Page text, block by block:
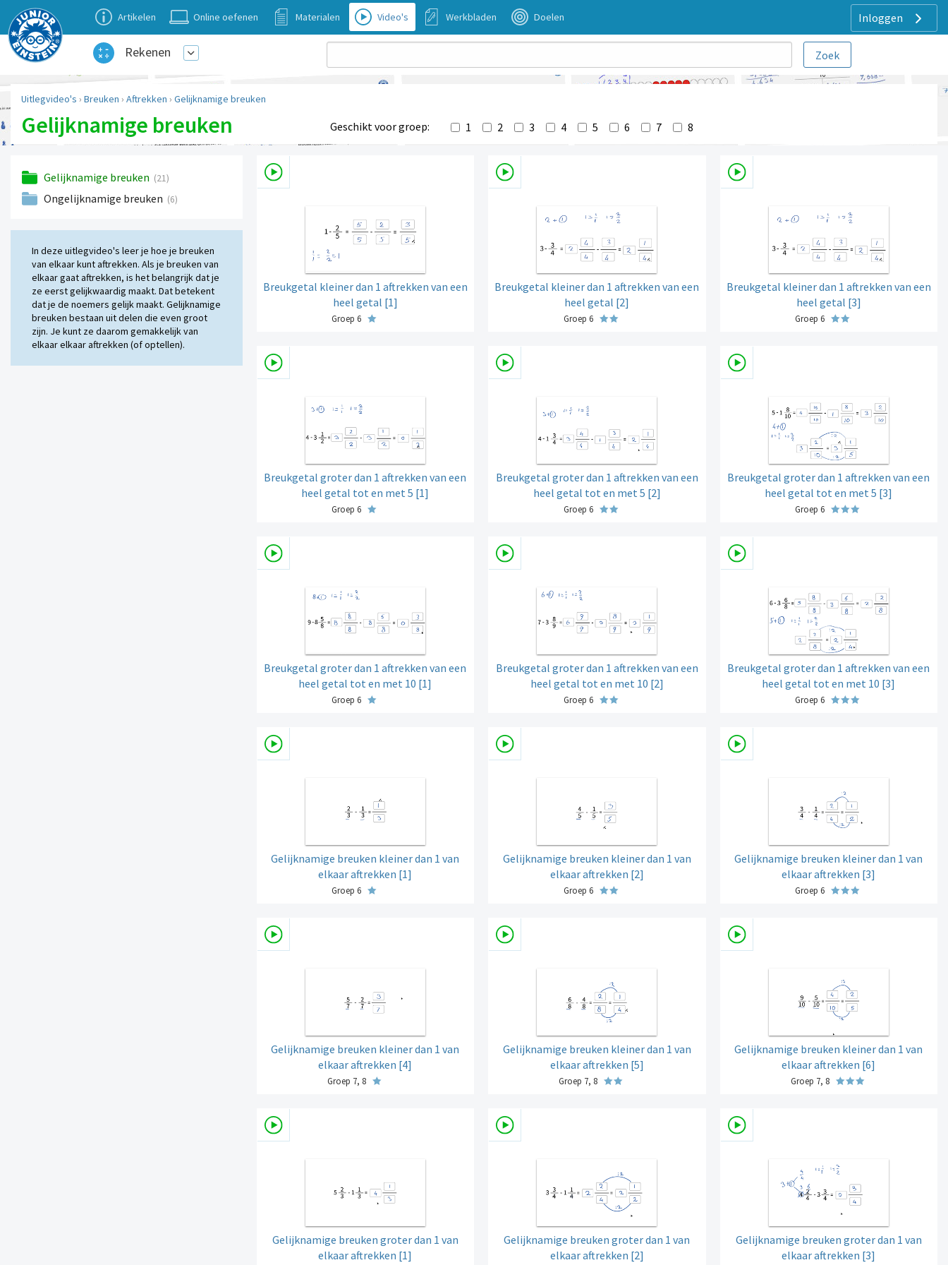
Inloggen
Artikelen Online oefenen Materialen Video's Werkbladen Doelen
Rekenen
Uitlegvideo's › Breuken › Aftrekken › Gelijknamige breuken
Gelijknamige breuken Geschikt voor groep: 1 2 3 4 5 6 7 8
Gelijknamige breuken (21)
Ongelijknamige breuken (6)
In deze uitlegvideo's leer je hoe je breuken
van elkaar kunt aftrekken. Als je breuken van
elkaar gaat aftrekken, is het belangrijk dat je
ze eerst gelijkwaardig maakt. Dat betekent
dat je de noemers gelijk maakt. Gelijknamige
breuken bestaan uit delen die even groot
zijn. Je kunt ze daarom gemakkelijk van
elkaar elkaar aftrekken (of optellen).
Breukgetal kleiner dan 1 aftrekken van een
heel getal [1]
Groep 6
Breukgetal kleiner dan 1 aftrekken van een
heel getal [2]
Groep 6
Breukgetal kleiner dan 1 aftrekken van een
heel getal [3]
Groep 6
Breukgetal groter dan 1 aftrekken van een
heel getal tot en met 5 [1]
Groep 6
Breukgetal groter dan 1 aftrekken van een
heel getal tot en met 5 [2]
Groep 6
Breukgetal groter dan 1 aftrekken van een
heel getal tot en met 5 [3]
Groep 6
Breukgetal groter dan 1 aftrekken van een
heel getal tot en met 10 [1]
Groep 6
Breukgetal groter dan 1 aftrekken van een
heel getal tot en met 10 [2]
Groep 6
Breukgetal groter dan 1 aftrekken van een
heel getal tot en met 10 [3]
Groep 6
Gelijknamige breuken kleiner dan 1 van
elkaar aftrekken [1]
Groep 6
Gelijknamige breuken kleiner dan 1 van
elkaar aftrekken [2]
Groep 6
Gelijknamige breuken kleiner dan 1 van
elkaar aftrekken [3]
Groep 6
Gelijknamige breuken kleiner dan 1 van
elkaar aftrekken [4]
Groep 7, 8
Gelijknamige breuken kleiner dan 1 van
elkaar aftrekken [5]
Groep 7, 8
Gelijknamige breuken kleiner dan 1 van
elkaar aftrekken [6]
Groep 7, 8
Gelijknamige breuken groter dan 1 van
elkaar aftrekken [1]
Gelijknamige breuken groter dan 1 van
elkaar aftrekken [2]
Gelijknamige breuken groter dan 1 van
elkaar aftrekken [3]